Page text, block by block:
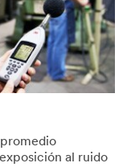
al ruido